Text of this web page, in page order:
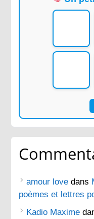
amour love dans
poèmes et lettres
Kadio Maxime